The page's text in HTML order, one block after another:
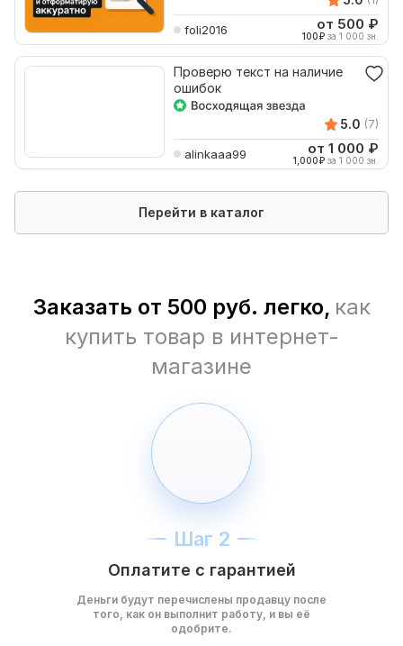
foli2016 от 500 ₽
100₽ за 1 000 зн.
Проверю текст на наличие
ошибок
5.0 (7)
alinkaaa99 от 1 000 ₽
1,000₽ за 1 000 зн.
Перейти в каталог
Заказать от 500 руб. легко, как
купить товар в интернет-
магазине
Шаг 2
Оплатите с гарантией
Деньги будут перечислены продавцу после
того, как он выполнит работу, и вы её
одобрите.